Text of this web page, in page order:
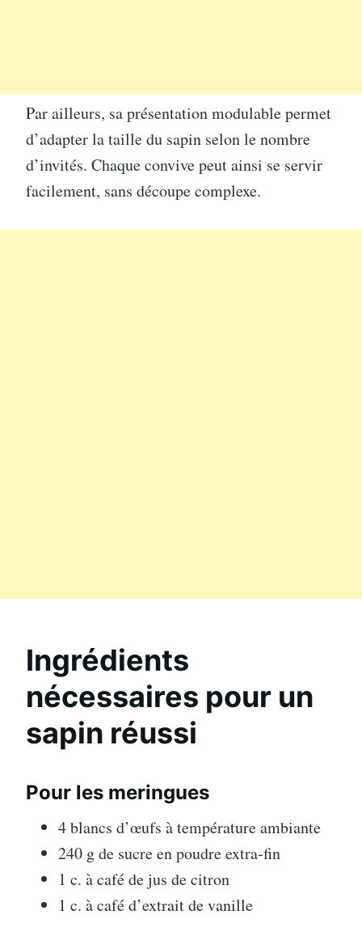
Par ailleurs, sa présentation modulable permet
d’adapter la taille du sapin selon le nombre
d’invités. Chaque convive peut ainsi se servir
facilement, sans découpe complexe.
Ingrédients
nécessaires pour un
sapin réussi
Pour les meringues
4 blancs d’œufs à température ambiante
240 g de sucre en poudre extra-fin
1 c. à café de jus de citron
1 c. à café d’extrait de vanille